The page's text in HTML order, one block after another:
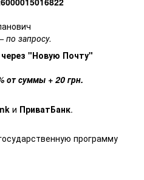
запросу.
"Новую Почту"
от суммы + 20 грн.
и ПриватБанк.
программу